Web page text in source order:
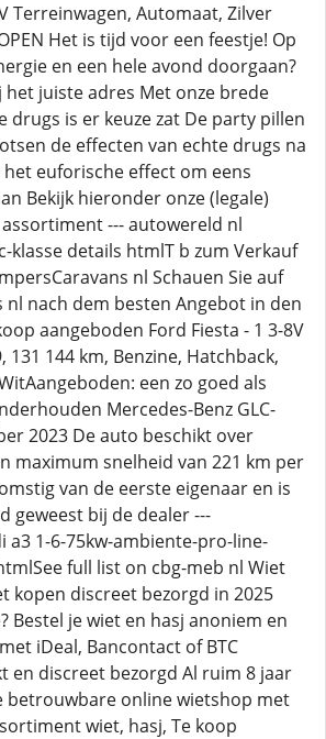
Terreinwagen, Automaat, Zilver
Het is tijd voor een feestje! Op
en een hele avond doorgaan?
het juiste adres Met onze brede
drugs is er keuze zat De party pillen
de effecten van echte drugs na
euforische effect om eens
Bekijk hieronder onze (legale)
--- autowereld nl
klasse details htmlT b zum Verkauf
nl Schauen Sie auf
nl nach dem besten Angebot in den
aangeboden Ford Fiesta - 1 3-8V
144 km, Benzine, Hatchback,
een zo goed als
Mercedes-Benz GLC-
2023 De auto beschikt over
maximum snelheid van 221 km per
van de eerste eigenaar en is
geweest bij de dealer ---
a3 1-6-75kw-ambiente-pro-line-
full list on cbg-meb nl Wiet
kopen discreet bezorgd in 2025
Bestel je wiet en hasj anoniem en
iDeal, Bancontact of BTC
en discreet bezorgd Al ruim 8 jaar
betrouwbare online wietshop met
wiet, hasj, Te koop